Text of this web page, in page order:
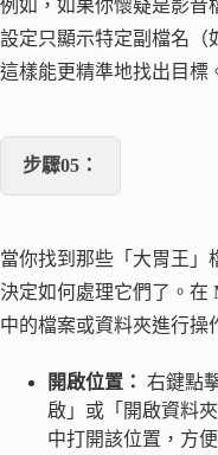
例如，如果你懷疑是影音
設定只顯示特定副檔名（
這樣能更精準地找出目標
步驟05：
當你找到那些「大胃王」
決定如何處理它們了。在
中的檔案或資料夾進行操
開啟位置： 右鍵點
啟」或「開啟資料
中打開該位置，方